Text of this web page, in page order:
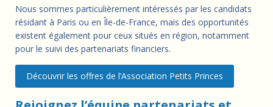
Nous sommes particulièrement intéressés par les candidats
résidant à Paris ou en Île-de-France, mais des opportunités
existent également pour ceux situés en région, notamment
pour le suivi des partenariats financiers.
Découvrir les offres de l’Association Petits Princes